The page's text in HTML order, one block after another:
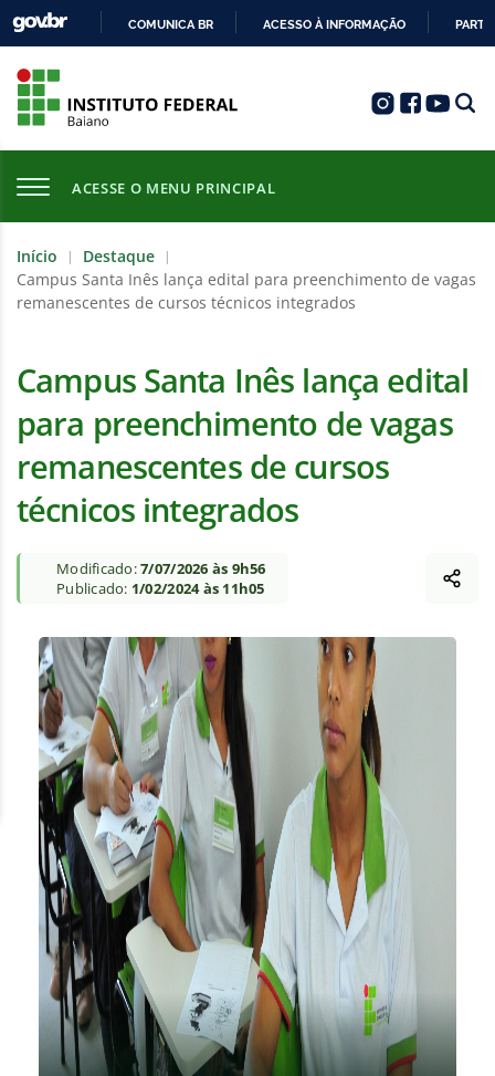
COMUNICA BR ACESSO À INFORMAÇÃO
ACESSE O MENU PRINCIPAL
Início | Destaque |
Campus Santa Inês lança edital para preenchimento de vagas
remanescentes de cursos técnicos integrados
Campus Santa Inês lança edital
para preenchimento de vagas
remanescentes de cursos
técnicos integrados
Modificado:7/07/2026 às 9h56
Publicado: 1/02/2024 às 11h05